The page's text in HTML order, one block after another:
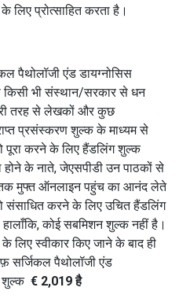
प्रोत्साहित करता है।
पैथोलॉजी एंड डायग्नोसिस
किसी भी संस्थान/सरकार से धन
तरह से लेखकों और कुछ
प्रसंस्करण शुल्क के माध्यम से
पूरा करने के लिए हैंडलिंग शुल्क
के नाते, जेएसपीडी उन पाठकों से
मुफ्त ऑनलाइन पहुंच का आनंद लेते
करने के लिए उचित हैंडलिंग
हालाँकि, कोई सबमिशन शुल्क नहीं है।
लिए स्वीकार किए जाने के बाद ही
सर्जिकल पैथोलॉजी एंड
शुल्क € 2,019 है